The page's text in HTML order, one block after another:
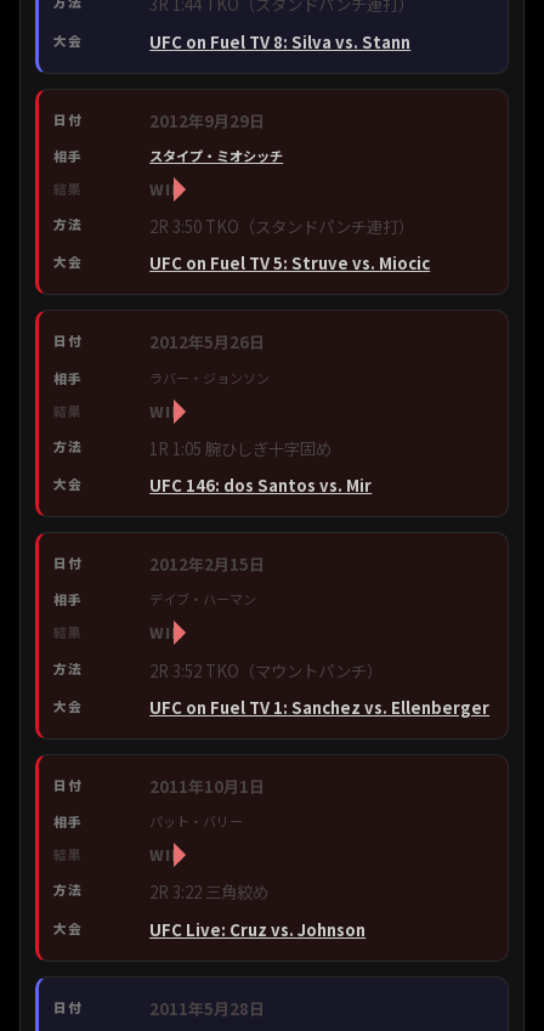
UFC on Fuel TV 8: Silva vs. Stann
2012年9月29日
スタイプ・ミオシッチ
WIN
2R 3:50 TKO（スタンドパンチ連打）
UFC on Fuel TV 5: Struve vs. Miocic
2012年5月26日
ラバー・ジョンソン
WIN
1R 1:05 腕ひしぎ十字固め
UFC 146: dos Santos vs. Mir
2012年2月15日
デイブ・ハーマン
WIN
2R 3:52 TKO（マウントパンチ）
UFC on Fuel TV 1: Sanchez vs. Ellenberger
2011年10月1日
パット・バリー
WIN
2R 3:22 三角絞め
UFC Live: Cruz vs. Johnson
2011年5月28日